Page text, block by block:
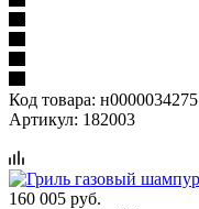
Код товара: н0000034275
Артикул: 182003
160 005 руб.